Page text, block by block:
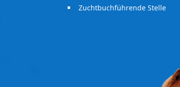
Zuchtbuchführende Stelle